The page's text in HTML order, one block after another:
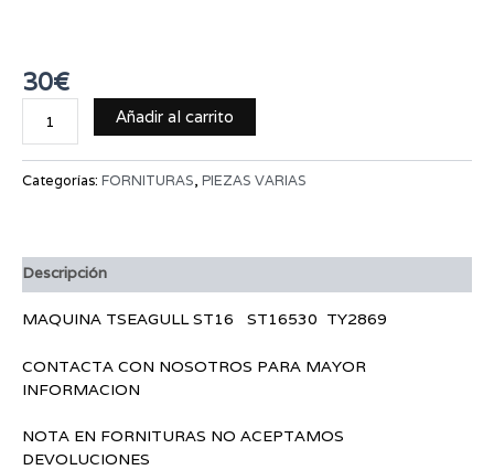
30€
Añadir al carrito
Categorías: FORNITURAS, PIEZAS VARIAS
Descripción
MAQUINA TSEAGULL ST16 ST16530 TY2869
CONTACTA CON NOSOTROS PARA MAYOR
INFORMACION
NOTA EN FORNITURAS NO ACEPTAMOS
DEVOLUCIONES